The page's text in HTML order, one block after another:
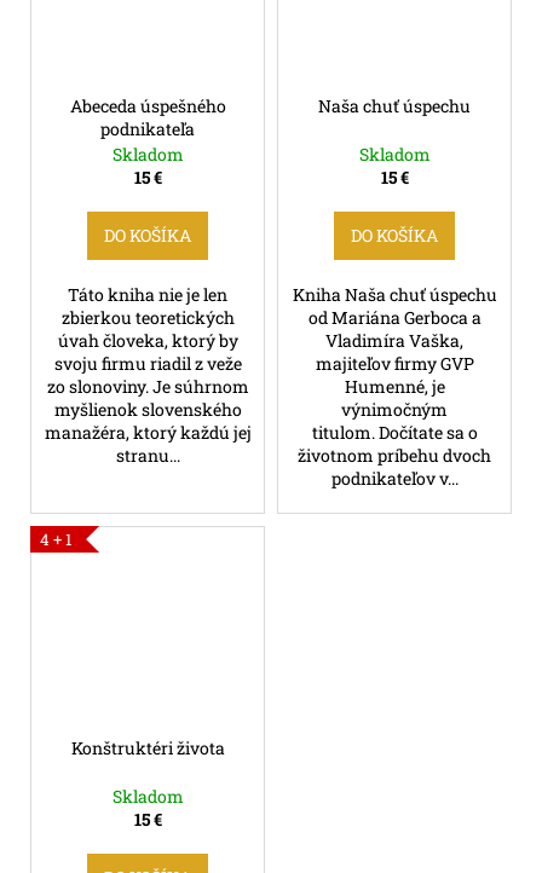
Abeceda úspešného
podnikateľa
Skladom
15 €
DO KOŠÍKA
Táto kniha nie je len
zbierkou teoretických
úvah človeka, ktorý by
svoju firmu riadil z veže
zo slonoviny. Je súhrnom
myšlienok slovenského
manažéra, ktorý každú jej
stranu...
Naša chuť úspechu
Skladom
15 €
DO KOŠÍKA
Kniha Naša chuť úspechu
od Mariána Gerboca a
Vladimíra Vaška,
majiteľov firmy GVP
Humenné, je
výnimočným
titulom. Dočítate sa o
životnom príbehu dvoch
podnikateľov v...
4 + 1
Konštruktéri života
Skladom
15 €